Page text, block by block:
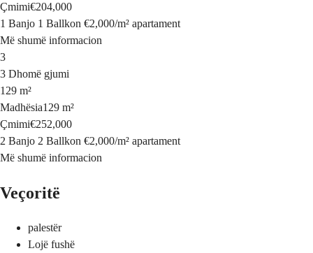
Çmimi€204,000
1 Banjo 1 Ballkon €2,000/m² apartament
Më shumë informacion
3
3 Dhomë gjumi
129 m²
Madhësia129 m²
Çmimi€252,000
2 Banjo 2 Ballkon €2,000/m² apartament
Më shumë informacion
Veçoritë
palestër
Lojë fushë